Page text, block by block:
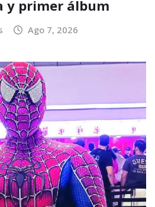
y primer álbum
Ago 7, 2026